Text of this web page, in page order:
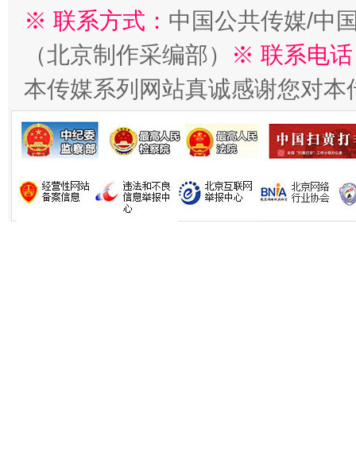
习近平的博鳌关键词
魏明亮
※ 联系方式： 中国公共传媒/中
（北京制作采编部）
※ 联系电
本传媒系列网站真诚感谢您对